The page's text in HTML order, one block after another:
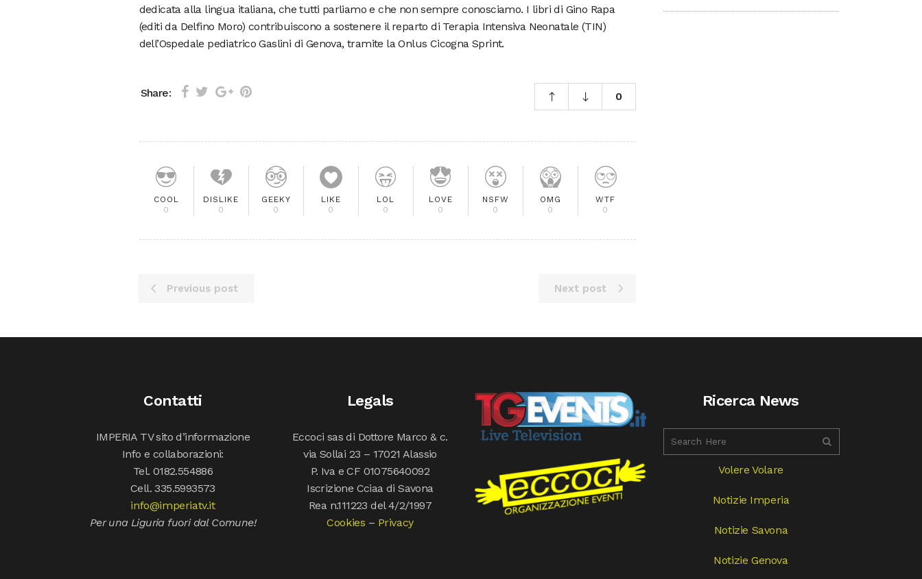
dedicata alla lingua italiana, che tutti parliamo e che non sempre conosciamo. I libri di Gino Rapa
(editi da Delfino Moro) contribuiscono a sostenere il reparto di Terapia Intensiva Neonatale (TIN)
dell’Ospedale pediatrico Gaslini di Genova, tramite la Onlus Cicogna Sprint.
Share: 0
COOL
0
DISLIKE
0
GEEKY
0
LIKE
0
LOL
0
LOVE
0
NSFW
0
OMG
0
WTF
0
Previous post Next post
Contatti
IMPERIA TV sito d’informazione
Info e collaborazioni:
Tel. 0182.554886
Cell. 335.5993573
info@imperiatv.it
Per una Liguria fuori dal Comune!
Legals
Eccoci sas di Dottore Marco & c.
via Sollai 23 – 17021 Alassio
P. Iva e CF 01075640092
Iscrizione Cciaa di Savona
Rea n.111223 del 4/2/1997
Cookies – Privacy
Ricerca News
Volere Volare
Notizie Imperia
Notizie Savona
Notizie Genova